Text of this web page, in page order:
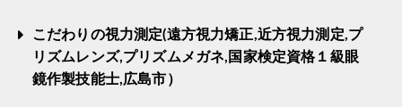
こだわりの視力測定(遠方視力矯正,近方視力測定,プ
リズムレンズ,プリズムメガネ,国家検定資格１級眼
鏡作製技能士,広島市）